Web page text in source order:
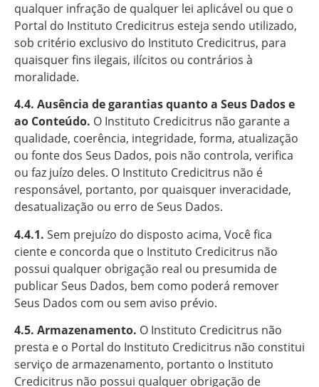
qualquer infração de qualquer lei aplicável ou que o
Portal do Instituto Credicitrus esteja sendo utilizado,
sob critério exclusivo do Instituto Credicitrus, para
quaisquer fins ilegais, ilícitos ou contrários à
moralidade.
4.4. Ausência de garantias quanto a Seus Dados e
ao Conteúdo. O Instituto Credicitrus não garante a
qualidade, coerência, integridade, forma, atualização
ou fonte dos Seus Dados, pois não controla, verifica
ou faz juízo deles. O Instituto Credicitrus não é
responsável, portanto, por quaisquer inveracidade,
desatualização ou erro de Seus Dados.
4.4.1. Sem prejuízo do disposto acima, Você fica
ciente e concorda que o Instituto Credicitrus não
possui qualquer obrigação real ou presumida de
publicar Seus Dados, bem como poderá remover
Seus Dados com ou sem aviso prévio.
4.5. Armazenamento. O Instituto Credicitrus não
presta e o Portal do Instituto Credicitrus não constitui
serviço de armazenamento, portanto o Instituto
Credicitrus não possui qualquer obrigação de